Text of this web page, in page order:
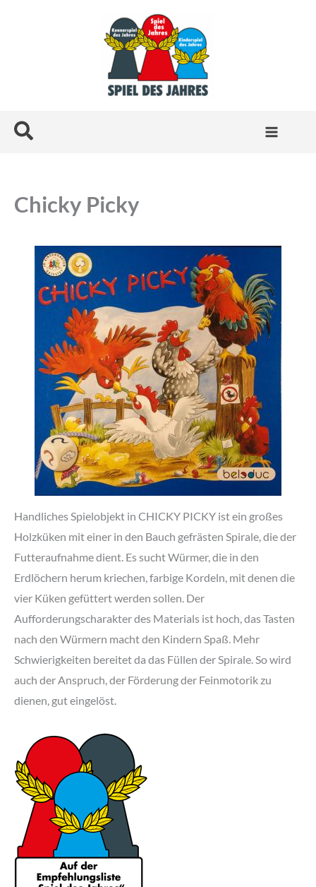
Search
Chicky Picky
Handliches Spielobjekt in CHICKY PICKY ist ein großes
Holzküken mit einer in den Bauch gefrästen Spirale, die der
Futteraufnahme dient. Es sucht Würmer, die in den
Erdlöchern herum kriechen, farbige Kordeln, mit denen die
vier Küken gefüttert werden sollen. Der
Aufforderungscharakter des Materials ist hoch, das Tasten
nach den Würmern macht den Kindern Spaß. Mehr
Schwierigkeiten bereitet da das Füllen der Spirale. So wird
auch der Anspruch, der Förderung der Feinmotorik zu
dienen, gut eingelöst.